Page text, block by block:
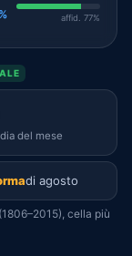
affid. 77%
del mese
di agosto
cella più